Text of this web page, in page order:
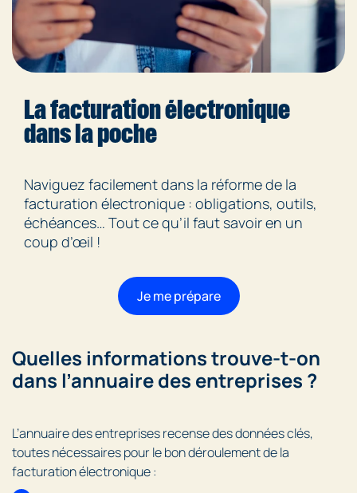
La facturation électronique
dans la poche
Naviguez facilement dans la réforme de la
facturation électronique : obligations, outils,
échéances… Tout ce qu’il faut savoir en un
coup d’œil !
Je me prépare
Quelles informations trouve-t-on
dans l’annuaire des entreprises ?
L’annuaire des entreprises recense des données clés,
toutes nécessaires pour le bon déroulement de la
facturation électronique :